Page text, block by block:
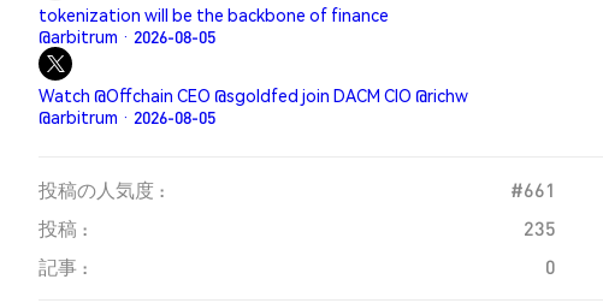
tokenization will be the backbone of finance
@arbitrum · 2026-08-05
Watch @Offchain CEO @sgoldfed join DACM CIO @richw
@arbitrum · 2026-08-05
投稿の人気度 : #661
投稿 :
235
記事 :
0